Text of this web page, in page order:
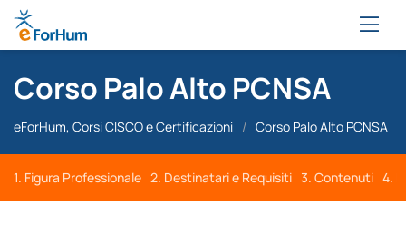
Corso Palo Alto PCNSA
eForHum, Corsi CISCO e Certificazioni / Corso Palo Alto PCNSA
1. Figura Professionale 2. Destinatari e Requisiti 3. Contenuti 4.